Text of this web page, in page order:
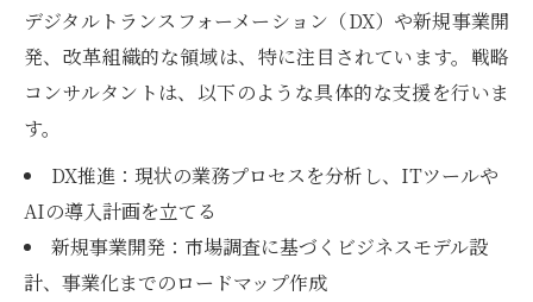
デジタルトランスフォーメーション（DX）や新規事業開
発、改革組織的な領域は、特に注目されています。戦略
コンサルタントは、以下のような具体的な支援を行いま
す。
DX推進：現状の業務プロセスを分析し、ITツールや
AIの導入計画を立てる
新規事業開発：市場調査に基づくビジネスモデル設
計、事業化までのロードマップ作成